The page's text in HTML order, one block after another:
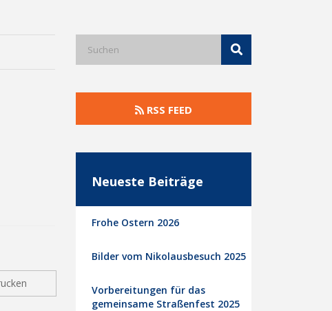
RSS FEED
Neueste Beiträge
Frohe Ostern 2026
Bilder vom Nikolausbesuch 2025
Vorbereitungen für das
gemeinsame Straßenfest 2025